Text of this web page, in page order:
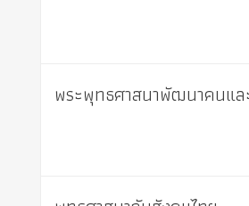
พระพุทธศาสนาพัฒนาคนแล